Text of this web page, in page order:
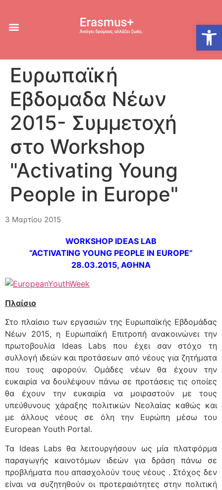
Ευρωπαϊκή
Εβδομαδα Νέων
2015- Συμμετοχή
στο Workshop
"Activating Young
People in Europe"
3 Μαρτίου 2015
WORKSHOP IDEAS LAB
“ACTIVATING YOUNG PEOPLE IN EUROPE”
28.03.2015, ΑΘΗΝΑ
Πλαίσιο
Στο πλαίσιο των εργασιών της Ευρωπαϊκής Εβδομάδας
Νέων 2015, η Ευρωπαϊκή Επιτροπή ανακοινώνει την
πρωτοβουλία Ideas Labs που έχει σαν στόχο τη
συλλογή ιδεών και προτάσεων από νέους για ζητήματα
που τους αφορούν. Ομάδες νέων θα έχουν την
ευκαιρία να δουλέψουν πάνω σε προτάσεις τις οποίες
θα έχουν την ευκαιρία να μοιραστούν με τους
υπεύθυνους χάραξης πολιτικών Νεολαίας καθώς και
με άλλους νέους σε όλη την Ευρώπη μέσω του
European Youth Portal.
Τα Ideas Labs θα λειτουργήσουν ως μία πλατφόρμα
παραγωγής καινοτόμων ιδεών για δράση πάνω σε
προβλήματα που απασχολούν τους νέους . Στόχος δεν
είναι να συζητηθούν οι προτεραιότητες στην πολιτική